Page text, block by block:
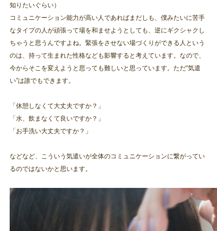
知りたいぐらい）
コミュニケーション能力が高い人であればまだしも、僕みたいに苦手
なタイプの人が頑張って場を和ませようとしても、逆にギクシャクし
ちゃうと思うんですよね。緊張をさせない場づくりができる人という
のは、持って生まれた性格なども影響すると考えています。なので、
今からそこを変えようと思っても難しいと思っています。ただ“気遣
い”は誰でもできます。
「休憩しなくて大丈夫ですか？」
「水、飲まなくて良いですか？」
「お手洗い大丈夫ですか？」
などなど、こういう気遣いが全体のコミュニケーションに繋がってい
るのではないかと思います。